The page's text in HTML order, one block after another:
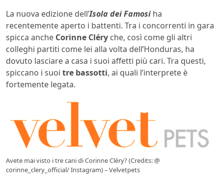
La nuova edizione dell’Isola dei Famosi ha
recentemente aperto i battenti. Tra i concorrenti in gara
spicca anche Corinne Cléry che, così come gli altri
colleghi partiti come lei alla volta dell’Honduras, ha
dovuto lasciare a casa i suoi affetti più cari. Tra questi,
spiccano i suoi tre bassotti, ai quali l’interprete è
fortemente legata.
Avete mai visto i tre cani di Corinne Cléry? (Credits: @
corinne_clery_official/ Instagram) – Velvetpets